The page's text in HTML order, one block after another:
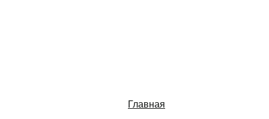
Главная